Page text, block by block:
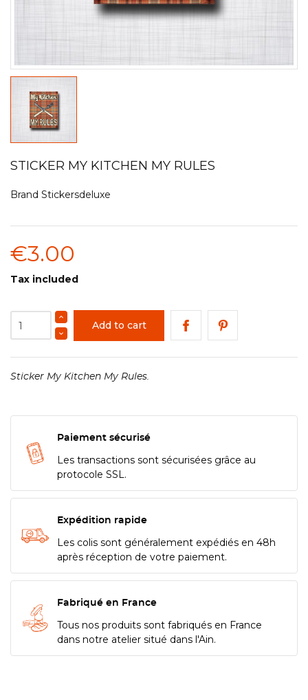
STICKER MY KITCHEN MY RULES
Brand Stickersdeluxe
€3.00
Tax included
Add to cart
Sticker My Kitchen My Rules.
Paiement sécurisé
Les transactions sont sécurisées grâce au
protocole SSL.
Expédition rapide
Les colis sont généralement expédiés en 48h
après réception de votre paiement.
Fabriqué en France
Tous nos produits sont fabriqués en France
dans notre atelier situé dans l'Ain.